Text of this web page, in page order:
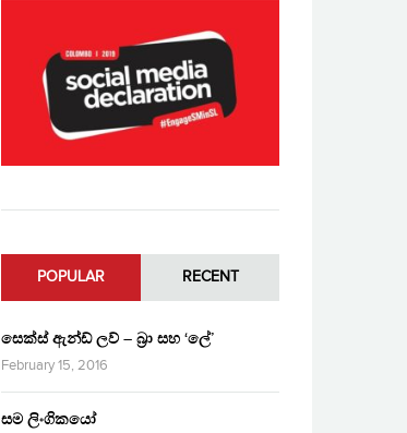
POPULAR RECENT
සෙක්ස් ඇන්ඩ් ලව් – බ්‍රා සහ ‘ලේ’
February 15, 2016
සම ලිංගිකයෝ